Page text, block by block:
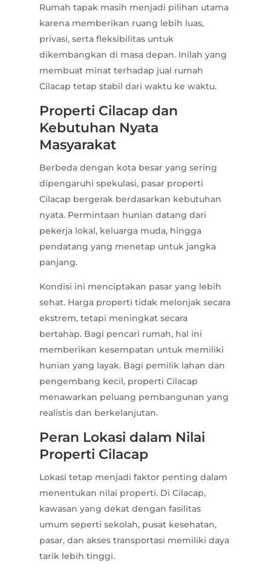
Rumah tapak masih menjadi pilihan utama
karena memberikan ruang lebih luas,
privasi, serta fleksibilitas untuk
dikembangkan di masa depan. Inilah yang
membuat minat terhadap jual rumah
Cilacap tetap stabil dari waktu ke waktu.
Properti Cilacap dan
Kebutuhan Nyata
Masyarakat
Berbeda dengan kota besar yang sering
dipengaruhi spekulasi, pasar properti
Cilacap bergerak berdasarkan kebutuhan
nyata. Permintaan hunian datang dari
pekerja lokal, keluarga muda, hingga
pendatang yang menetap untuk jangka
panjang.
Kondisi ini menciptakan pasar yang lebih
sehat. Harga properti tidak melonjak secara
ekstrem, tetapi meningkat secara
bertahap. Bagi pencari rumah, hal ini
memberikan kesempatan untuk memiliki
hunian yang layak. Bagi pemilik lahan dan
pengembang kecil, properti Cilacap
menawarkan peluang pembangunan yang
realistis dan berkelanjutan.
Peran Lokasi dalam Nilai
Properti Cilacap
Lokasi tetap menjadi faktor penting dalam
menentukan nilai properti. Di Cilacap,
kawasan yang dekat dengan fasilitas
umum seperti sekolah, pusat kesehatan,
pasar, dan akses transportasi memiliki daya
tarik lebih tinggi.